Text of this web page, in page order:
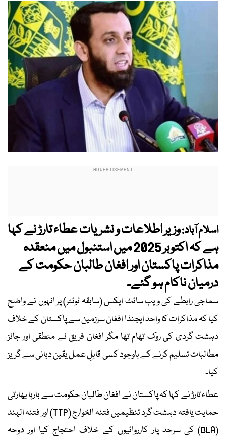
اسلام آباد:وزیر اطلاعات و نشریات عطاء تارڑ نے کہا
ہے کہ اکتوبر 2025 میں استنبول میں منعقدہ
مذاکرات پاکستان اور افغان طالبان حکومت کے
درمیان ناکام ہو گئے۔
سماجی رابطے کی ویب سائٹ ایکس (سابقہ ٹوئٹر) پر انہوں نے واضح
کیا کہ مذاکرات کا واحد ایجنڈا افغان سرزمین سے پاکستان کے خلاف
دہشت گردی کی روک تھام تھا مگر افغان فریق نے منطقی اور جائز
مطالبات تسلیم کرنے کے باوجود کسی قابلِ عمل یقین دہانی سے گریز
کیا۔
عطاء تارڑ نے کہا کہ پاکستان نے افغان طالبان حکومت سے بارہا بھارتی
حمایت یافتہ دہشت گرد تنظیمیں فتنہ الخوارج (TTP) اور فتنہ الہند
(BLA) کی سرحد پار کارروائیوں کے خلاف احتجاج کیا اور دوحہ